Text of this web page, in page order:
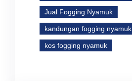
Jual Fogging Nyamuk
kandungan fogging nyamuk
kos fogging nyamuk